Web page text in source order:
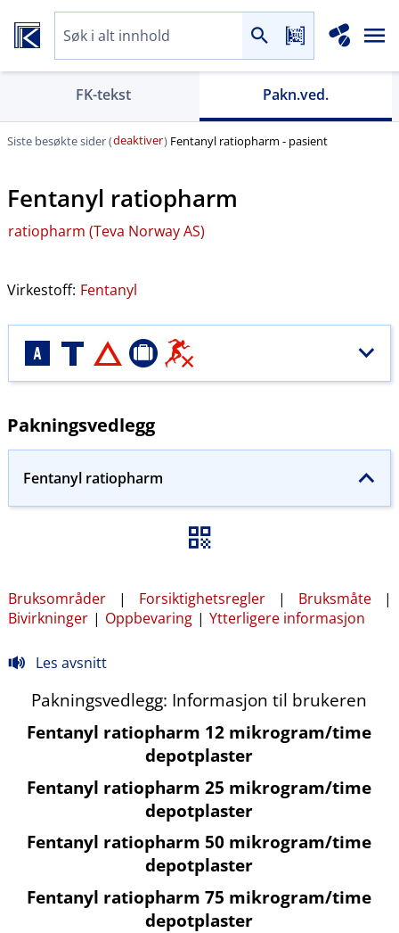
FK-tekst Pakn.ved.
Siste besøkte sider (deaktiver) Fentanyl ratiopharm - pasient
Fentanyl ratiopharm
ratiopharm (Teva Norway AS)
Virkestoff: Fentanyl
Pakningsvedlegg
Fentanyl ratiopharm
Bruksområder | Forsiktighetsregler | Bruksmåte |
Bivirkninger | Oppbevaring | Ytterligere informasjon
Les avsnitt
Pakningsvedlegg: Informasjon til brukeren
Fentanyl ratiopharm 12 mikrogram​/​time
depotplaster
Fentanyl ratiopharm 25 mikrogram​/​time
depotplaster
Fentanyl ratiopharm 50 mikrogram​/​time
depotplaster
Fentanyl ratiopharm 75 mikrogram​/​time
depotplaster